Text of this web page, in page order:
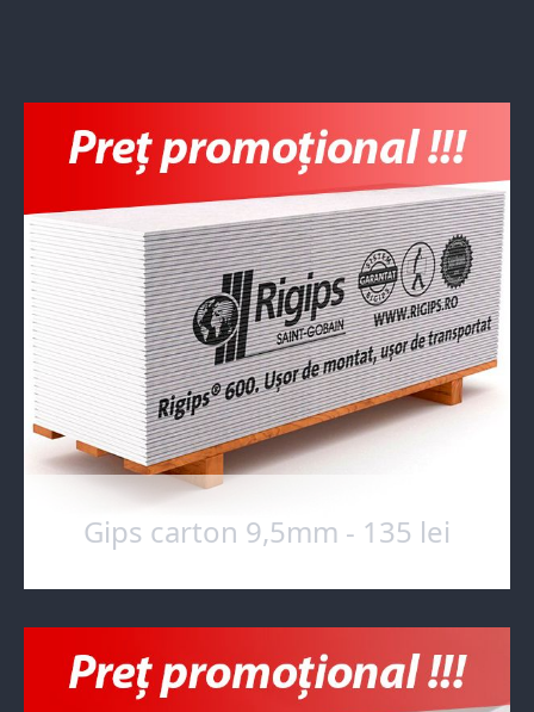
Gips carton 9,5mm - 135 lei